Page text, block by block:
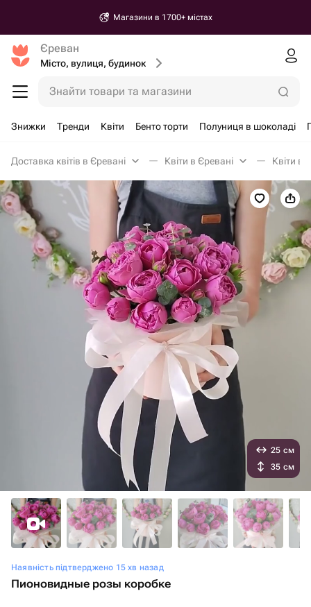
Магазини в 1700+ містах
Єреван
Місто, вулиця, будинок
Знайти товари та магазини
Знижки Тренди Квіти Бенто торти Полуниця в шоколаді
Доставка квітів в Єревані Квіти в Єревані Квіти в
Наявність підтверджено 15 хв назад
Пионовидные розы коробке
25 см
35 см